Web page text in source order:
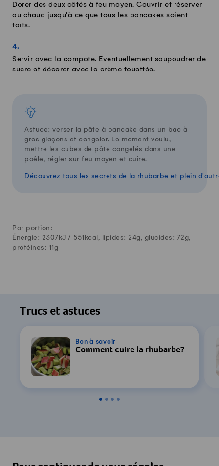
Dorer des deux côtés à feu moyen. Couvrir et réserver
au chaud jusqu'à ce que tous les pancakes soient
faits.
Servir avec la compote. Eventuellement saupoudrer de
sucre et décorer avec la crème fouettée.
Astuce: verser la pâte à pancake dans un bac à
gros glaçons et congeler. Le moment voulu,
mettre les cubes de pâte congelés dans une
poêle, régler sur feu moyen et cuire.
Découvrez tous les secrets de la rhubarbe et plein
Par portion:
Énergie: 2307kJ / 551 kcal, lipides: 24g, glucides: 72g,
protéines: 11 g
Trucs et astuces
Bon à savoir
Comment cuire la rhubarbe?